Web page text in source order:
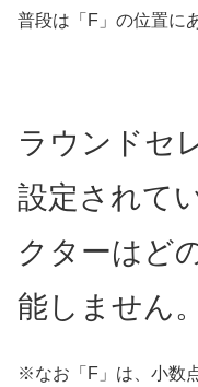
普段は「F」の位置に
ラウンドセ
設定されて
クターはど
能しません。
※なお「F」は、小数